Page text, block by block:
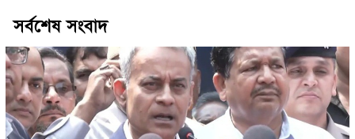
সর্বশেষ সংবাদ